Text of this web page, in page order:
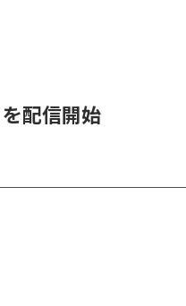
を配信開始